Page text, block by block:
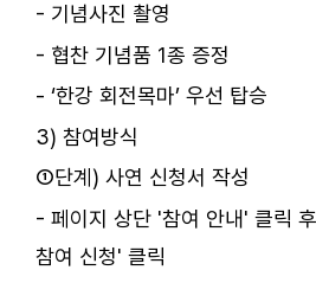
- 기념사진 촬영
- 협찬 기념품 1종 증정
- ‘한강 회전목마’ 우선 탑승
3) 참여방식
①단계) 사연 신청서 작성
- 페이지 상단 '참여 안내' 클릭
참여 신청' 클릭